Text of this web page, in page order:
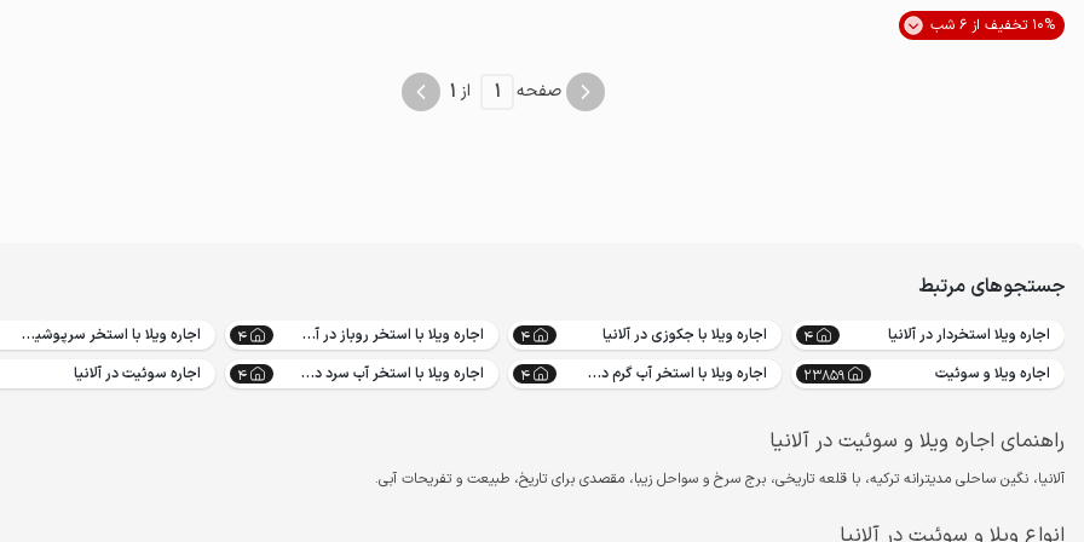
10% تخفیف از 6 شب
صفحه 1 از 1
جستجوهای مرتبط
اجاره ویلا استخردار در آلانیا 4 اجاره ویلا با جکوزی در آلانیا 4 اجاره ویلا با استخر روباز در آلانیا 4
اجاره ویلا با استخر سرپوشیده در آلانیا
اجاره ویلا و سوئیت
23859 اجاره ویلا با استخر آب گرم در آلانیا 4 اجاره ویلا با استخر آب سرد در آلانیا 4 اجاره سوئیت در آلانیا
راهنمای اجاره ویلا و سوئیت در آلانیا
آلانیا، نگین ساحلی مدیترانه ترکیه، با قلعه تاریخی، برج سرخ و سواحل زیبا، مقصدی برای تاریخ، طبیعت و تفریحات آبی.
انواع ویلا و سوئیت در آلانیا